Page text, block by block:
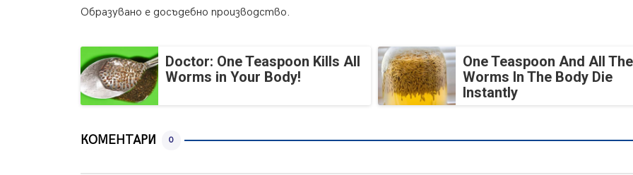
Образувано е досъдебно производство.
Doctor: One Teaspoon Kills All
Worms in Your Body!
One Teaspoon And All The
Worms In The Body Die
Instantly
КОМЕНТАРИ 0